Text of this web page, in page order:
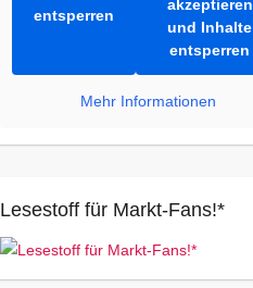
entsperren
akzeptieren
und Inhalte
entsperren
Mehr Informationen
Lesestoff für Markt-Fans!*